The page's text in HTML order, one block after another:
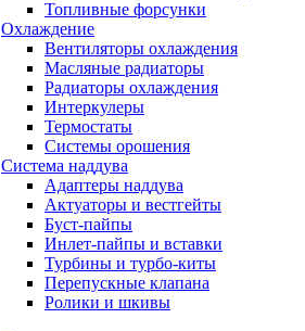
Топливные форсунки
Охлаждение
Вентиляторы охлаждения
Масляные радиаторы
Радиаторы охлаждения
Интеркулеры
Термостаты
Системы орошения
Система наддува
Адаптеры наддува
Актуаторы и вестгейты
Буст-пайпы
Инлет-пайпы и вставки
Турбины и турбо-киты
Перепускные клапана
Ролики и шкивы